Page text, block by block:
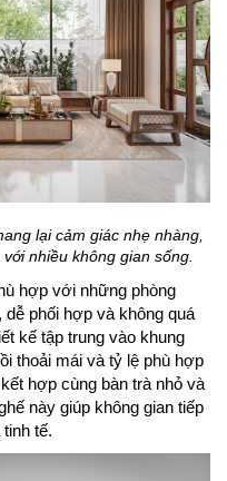
lại cảm giác nhẹ nhàng,
nhiều không gian sống.
hợp với những phòng
phối hợp và không quá
kế tập trung vào khung
thoải mái và tỷ lệ phù hợp
hợp cùng bàn trà nhỏ và
này giúp không gian tiếp
tế.